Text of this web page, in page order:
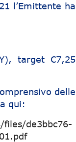
l’Emittente ha
target €7,25
delle
qui:
files/de3bbc76-